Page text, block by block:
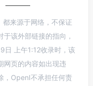
来源于网络，不保证
该外部链接的指向，
日 上午1:12收录时，该
网页的内容如出现违
，OpenI不承担任何责